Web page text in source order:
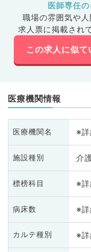
医師専任
職場の雰囲気や人
求人票に掲載され
この求人に似て
医療機関情報
医療機関名 ※
施設種別 介
標榜科目 ※
病床数 ※
カルテ種別 ※